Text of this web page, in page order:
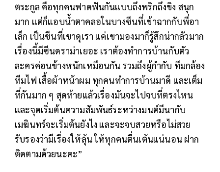
ตระกูล คือทุกคนฟาดฟันกันแบบถึงพริกถึงขิง สนุก
มาก แต่ก็แอบน้ำตาคลอในบางซีนที่เข้าฉากกับพี่อา
เล็ก เป็นซีนที่เขาดุเรา แค่เขามองมาก็รู้สึกน่ากลัวมาก
เรื่องนี้มีซีนดราม่าเยอะ เราต้องทำการบ้านกับตัว
ละครค่อนข้างหนักเหมือนกัน รวมถึงผู้กำกับ ทีมกล้อง
ทีมไฟ เสื้อผ้าหน้าผม ทุกคนทำการบ้านมาดี และเต็ม
ที่กันมาก ๆ สุดท้ายแล้วเรื่องมันจะไปจบที่ตรงไหน
และจุดเริ่มต้นความสัมพันธ์ระหว่างมนต์มีนากับ
เมฆินทร์จะเริ่มต้นยังไง และจะจบสวยหรือไม่สวย
รับรองว่ามีเรื่องให้ลุ้น ให้ทุกคนตื่นเต้นแน่นอน ฝาก
ติดตามด้วยนะคะ”